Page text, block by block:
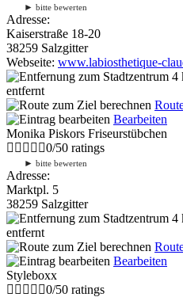
► bitte bewerten
Adresse:
Kaiserstraße 18-20
38259 Salzgitter
Webseite: www.labiosthetique-
4
entfernt
Bearbeiten
Monika Piskors Friseurstübchen
0/50 ratings
► bitte bewerten
Adresse:
Marktpl. 5
38259 Salzgitter
4
entfernt
Bearbeiten
Styleboxx
0/50 ratings